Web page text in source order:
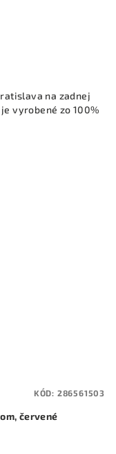
na zadnej
vyrobené zo 100%
červené
KÓD: 286561503